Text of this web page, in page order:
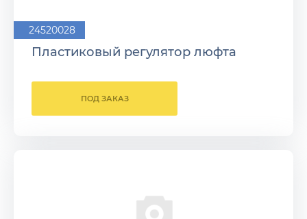
24520028
Пластиковый регулятор люфта
ПОД ЗАКАЗ